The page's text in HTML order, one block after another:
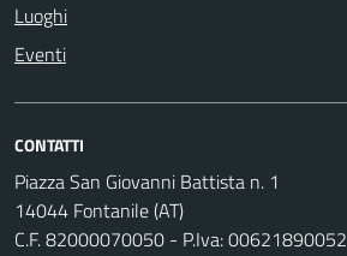
Luoghi
Eventi
CONTATTI
Piazza San Giovanni Battista n. 1
14044 Fontanile (AT)
C.F. 82000070050 - P.Iva: 00621890052